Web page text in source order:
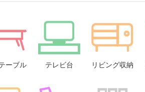
ーブル テレビ台 リビング収納